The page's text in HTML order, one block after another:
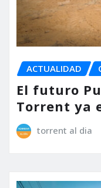
ACTUALIDAD
El futuro
Torrent ya
torrent al dia